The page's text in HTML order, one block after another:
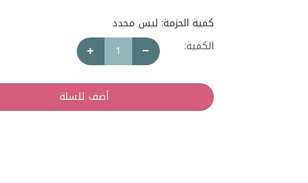
كمية الحزمة: ليس محدد
الكمية:
أضف للسلة